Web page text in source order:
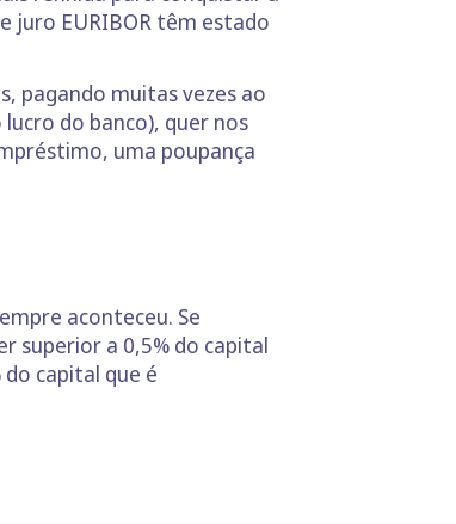
juro EURIBOR têm estado
pagando muitas vezes ao
do banco), quer nos
uma poupança
aconteceu. Se
superior a 0,5% do capital
capital que é